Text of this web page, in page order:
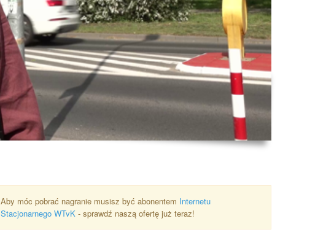
Aby móc pobrać nagranie musisz być abonentem Internetu
Stacjonarnego WTvK- sprawdź naszą ofertę już teraz!